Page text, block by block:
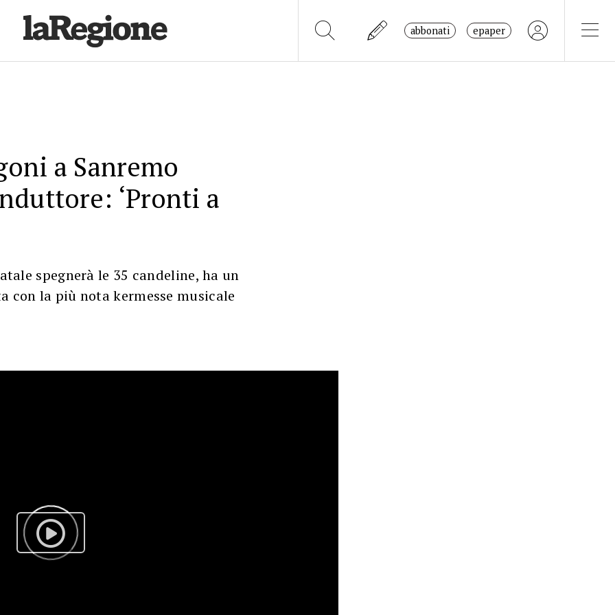
abbonati epaper
a Sanremo
‘Pronti a
spegnerà le 35 candeline, ha un
con la più nota kermesse musicale